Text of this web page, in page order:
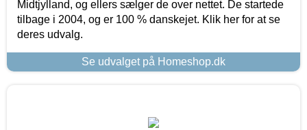
Midtjylland, og ellers sælger de over nettet. De startede
tilbage i 2004, og er 100 % danskejet. Klik her for at se
deres udvalg.
Se udvalget på Homeshop.dk